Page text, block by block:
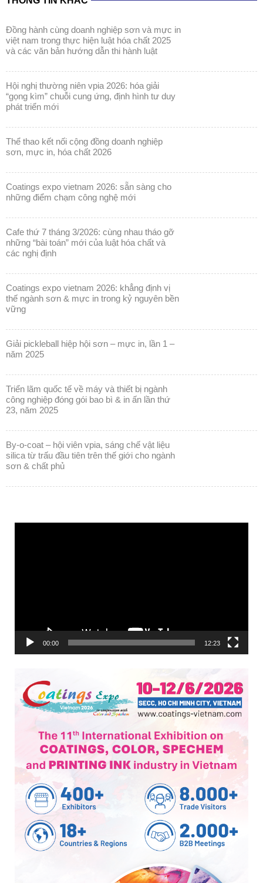
đồng hành cùng doanh nghiệp sơn và mực in
việt nam trong thực hiện luật hóa chất 2025
và các văn bản hướng dẫn thi hành luật
hội nghị thường niên vpia 2026: hóa giải
“gọng kìm” chuỗi cung ứng, định hình tư duy
phát triển mới
thể thao kết nối cộng đồng doanh nghiệp
sơn, mực in, hóa chất 2026
coatings expo vietnam 2026: sẵn sàng cho
những điểm chạm công nghệ mới
cafe thứ 7 tháng 3/2026: cùng nhau tháo gỡ
những “bài toán” mới của luật hóa chất và
các nghị định
coatings expo vietnam 2026: khẳng định vị
thế ngành sơn & mực in trong kỷ nguyên bền
vững
giải pickleball hiệp hội sơn – mực in, lần 1 –
năm 2025
triển lãm quốc tế về máy và thiết bị ngành
công nghiệp đóng gói bao bì & in ấn lần thứ
23, năm 2025
by-o-coat – hội viên vpia, sáng chế vật liệu
silica từ trấu đầu tiên trên thế giới cho ngành
sơn & chất phủ
00:00 12:23